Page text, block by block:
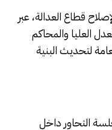
قطاع العدالة، عبر
العليا والمحاكم
لتحديث البنية